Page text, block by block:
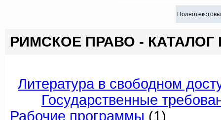
РИМСКОЕ ПРАВО -
Литература в свободном
Государственные
Рабочие программы (1)